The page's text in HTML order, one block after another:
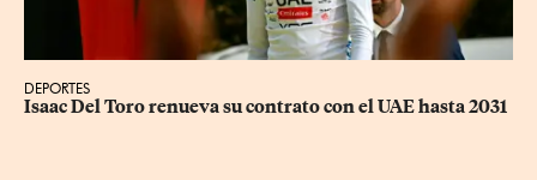
DEPORTES
Isaac Del Toro renueva su contrato con el UAE hasta 2031